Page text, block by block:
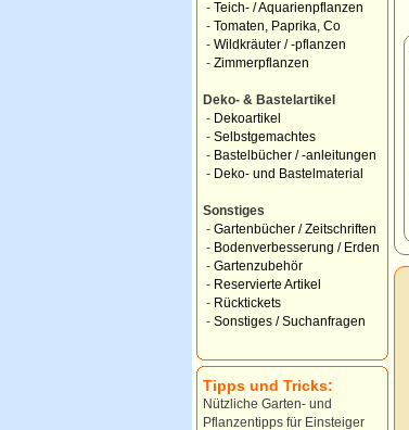
- Teich- / Aquarienpflanzen
- Tomaten, Paprika, Co
- Wildkräuter / -pflanzen
- Zimmerpflanzen
Deko- & Bastelartikel
- Dekoartikel
- Selbstgemachtes
- Bastelbücher / -anleitungen
- Deko- und Bastelmaterial
Sonstiges
- Gartenbücher / Zeitschriften
- Bodenverbesserung / Erden
- Gartenzubehör
- Reservierte Artikel
- Rücktickets
- Sonstiges / Suchanfragen
Tipps und Tricks:
Nützliche Garten- und
Pflanzentipps für Einsteiger